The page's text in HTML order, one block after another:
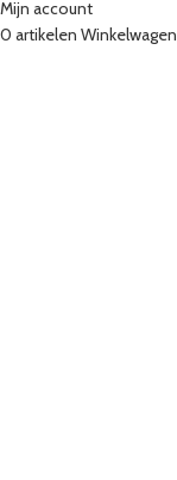
Mijn account
0 artikelen Winkelwagen